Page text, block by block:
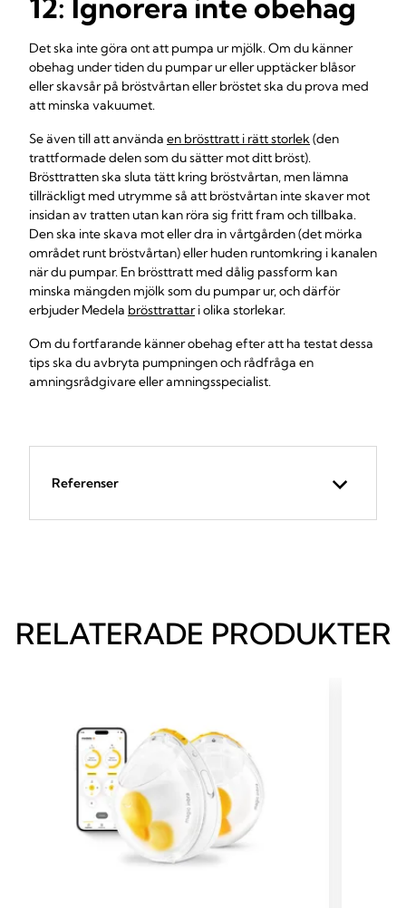
12: Ignorera inte obehag
Det ska inte göra ont att pumpa ur mjölk. Om du känner
obehag under tiden du pumpar ur eller upptäcker blåsor
eller skavsår på bröstvårtan eller bröstet ska du prova med
att minska vakuumet.
Se även till att använda en brösttratt i rätt storlek(den
trattformade delen som du sätter mot ditt bröst).
Brösttratten ska sluta tätt kring bröstvårtan, men lämna
tillräckligt med utrymme så att bröstvårtan inte skaver mot
insidan av tratten utan kan röra sig fritt fram och tillbaka.
Den ska inte skava mot eller dra in vårtgården (det mörka
området runt bröstvårtan) eller huden runtomkring i kanalen
när du pumpar. En brösttratt med dålig passform kan
minska mängden mjölk som du pumpar ur, och därför
erbjuder Medela brösttrattari olika storlekar.
Om du fortfarande känner obehag efter att ha testat dessa
tips ska du avbryta pumpningen och rådfråga en
amningsrådgivare eller amningsspecialist.
Referenser
RELATERADE PRODUKTER